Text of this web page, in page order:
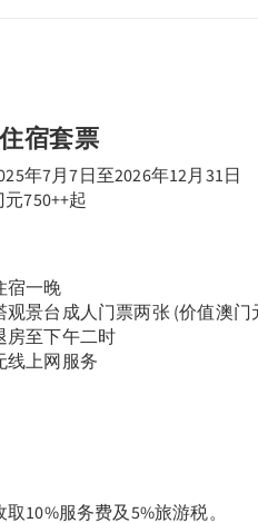
宿套票
年7月7日至2026年12月31日
750++起
宿一晚
景台成人门票两张 (价值澳门
至下午二时
上网服务
10%服务费及5%旅游税。